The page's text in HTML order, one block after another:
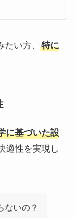
い方、 特に
に基づいた設
適性を実現し
ないの？